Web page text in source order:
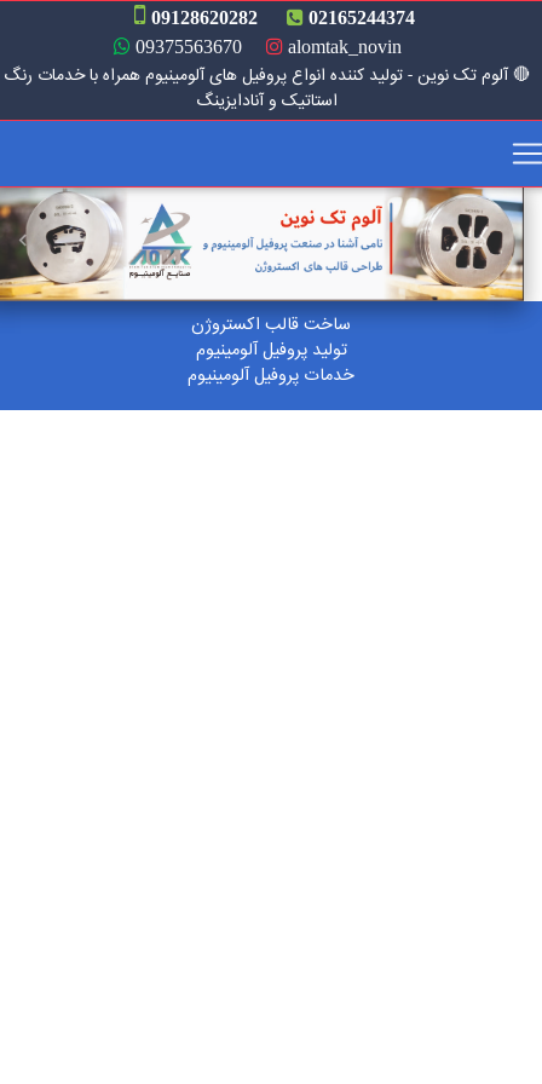
02165244374
09128620282
alomtak_novin
09375563670
آلوم تک نوین - تولید کننده انواع پروفیل های آلومینیوم همراه با خدمات رنگ
استاتیک و آنادایزینگ
قبلی بعدی
ساخت قالب اکستروژن
تولید پروفیل آلومینیوم
خدمات پروفیل آلومینیوم